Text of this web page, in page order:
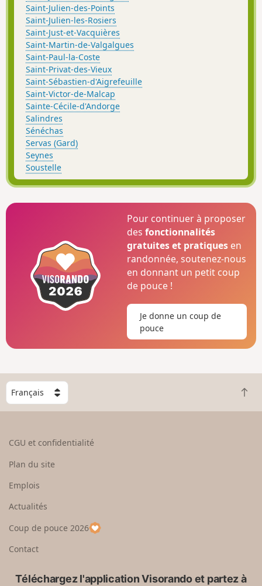
Saint-Julien-des-Points
Saint-Julien-les-Rosiers
Saint-Just-et-Vacquières
Saint-Martin-de-Valgalgues
Saint-Paul-la-Coste
Saint-Privat-des-Vieux
Saint-Sébastien-d'Aigrefeuille
Saint-Victor-de-Malcap
Sainte-Cécile-d'Andorge
Salindres
Sénéchas
Servas (Gard)
Seynes
Soustelle
Pour continuer à proposer
desfonctionnalités
gratuites et pratiques en
randonnée, soutenez-nous
en donnant un petit coup
de pouce !
Je donne un coup de
pouce
C
h
o
e
u
p
a
R
e
CGU et confidentialité
Plan du site
Emplois
Actualités
Coup de pouce 2026
Contact
Téléchargez l'application Visorando et partez à